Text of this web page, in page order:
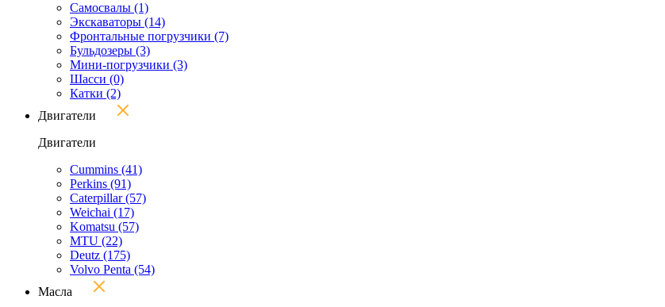
Самосвалы (1)
Экскаваторы (14)
Фронтальные погрузчики (7)
Бульдозеры (3)
Мини-погрузчики (3)
Шасси (0)
Катки (2)
Двигатели
Двигатели
Cummins (41)
Perkins (91)
Caterpillar(57)
Weichai (17)
Komatsu (57)
MTU (22)
Deutz (175)
Volvo Penta (54)
Масла